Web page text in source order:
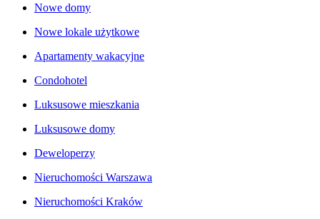
Nowe domy
Nowe lokale użytkowe
Apartamenty wakacyjne
Condohotel
Luksusowe mieszkania
Luksusowe domy
Deweloperzy
Nieruchomości Warszawa
Nieruchomości Kraków